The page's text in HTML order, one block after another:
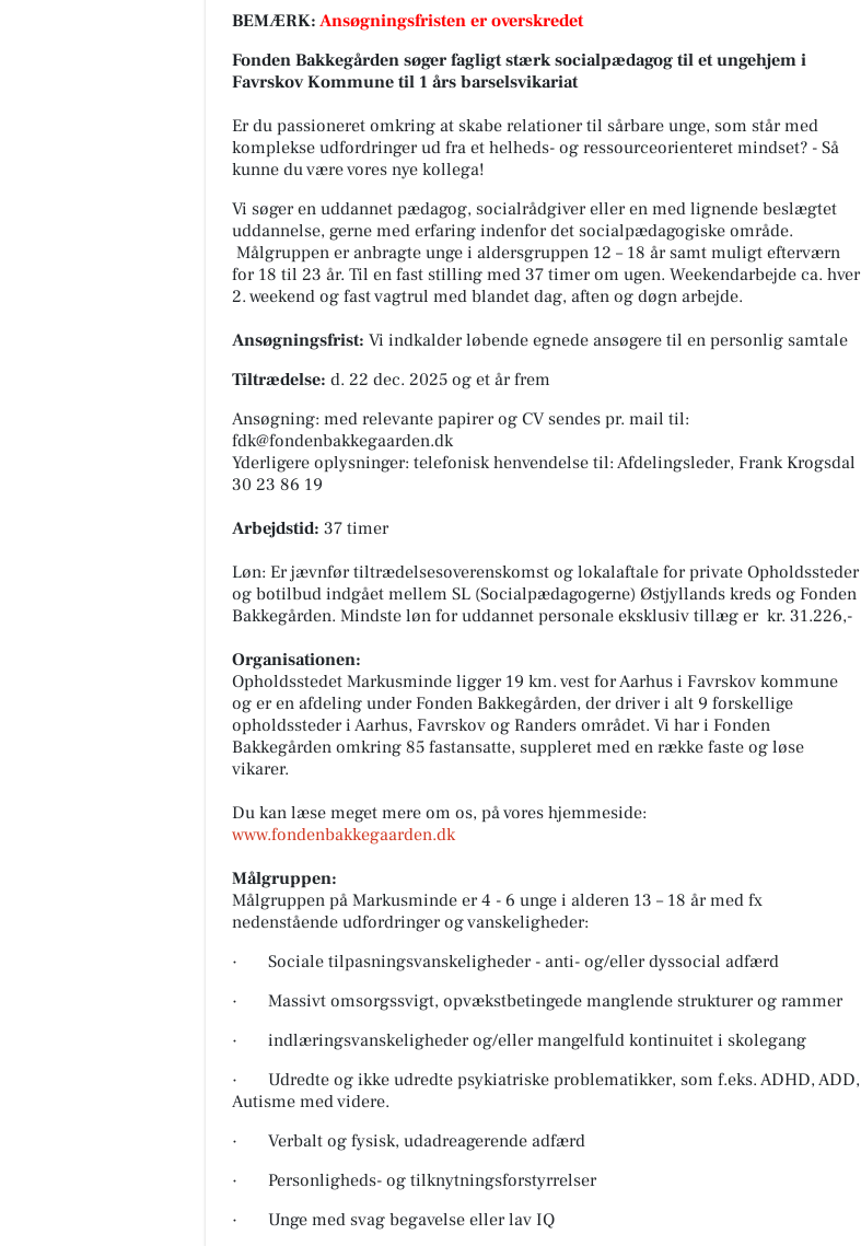
BEMÆRK: Ansøgningsfristen er overskredet
Fonden Bakkegården søger fagligt stærk socialpædagog til et ungehjem i
Favrskov Kommune til 1 års barselsvikariat
Er du passioneret omkring at skabe relationer til sårbare unge, som står med
komplekse udfordringer ud fra et helheds- og ressourceorienteret mindset? - Så
kunne du være vores nye kollega!
Vi søger en uddannet pædagog, socialrådgiver eller en med lignende beslægtet
uddannelse, gerne med erfaring indenfor det socialpædagogiske område.
Målgruppen er anbragte unge i aldersgruppen 12 – 18 år samt muligt efterværn
for 18 til 23 år. Til en fast stilling med 37 timer om ugen. Weekendarbejde ca. hver
2. weekend og fast vagtrul med blandet dag, aften og døgn arbejde.
Ansøgningsfrist: Vi indkalder løbende egnede ansøgere til en personlig samtale
Tiltrædelse: d. 22 dec. 2025 og et år frem
Ansøgning: med relevante papirer og CV sendes pr. mail til:
fdk@fondenbakkegaarden.dk
Yderligere oplysninger: telefonisk henvendelse til: Afdelingsleder, Frank Krogsdal
30 23 86 19
Arbejdstid: 37 timer
Løn: Er jævnfør tiltrædelsesoverenskomst og lokalaftale for private Opholdssteder
og botilbud indgået mellem SL (Socialpædagogerne) Østjyllands kreds og Fonden
Bakkegården. Mindste løn for uddannet personale eksklusiv tillæg er kr. 31.226,-
Organisationen:
Opholdsstedet Markusminde ligger 19 km. vest for Aarhus i Favrskov kommune
og er en afdeling under Fonden Bakkegården, der driver i alt 9 forskellige
opholdssteder i Aarhus, Favrskov og Randers området. Vi har i Fonden
Bakkegården omkring 85 fastansatte, suppleret med en række faste og løse
vikarer.
Du kan læse meget mere om os, på vores hjemmeside:
www.fondenbakkegaarden.dk
Målgruppen:
Målgruppen på Markusminde er 4 - 6 unge i alderen 13 – 18 år med fx
nedenstående udfordringer og vanskeligheder:
· Sociale tilpasningsvanskeligheder - anti- og/eller dyssocial adfærd
· Massivt omsorgssvigt, opvækstbetingede manglende strukturer og rammer
· indlæringsvanskeligheder og/eller mangelfuld kontinuitet i skolegang
· Udredte og ikke udredte psykiatriske problematikker, som f.eks. ADHD, ADD,
Autisme med videre.
· Verbalt og fysisk, udadreagerende adfærd
· Personligheds- og tilknytningsforstyrrelser
· Unge med svag begavelse eller lav IQ